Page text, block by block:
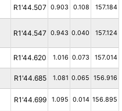
R1'44.507 0.903 0.108 157.184
R1'44.547 0.943 0.040 157.124
R1'44.620 1.016 0.073 157.014
R1'44.685 1.081 0.065 156.916
R1'44.699 1.095 0.014 156.895